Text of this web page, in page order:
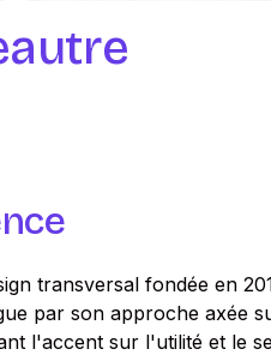
transversal fondée en
par son approche axée
l'accent sur l'utilité et le